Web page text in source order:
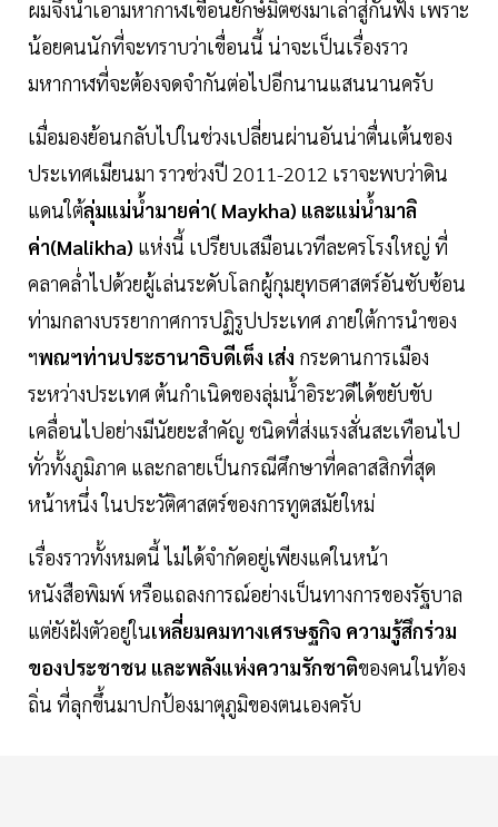
ผมจึงนำเอามหากาฬเขื่อนยักษ์มิตซงมาเล่าสู่กันฟัง เพราะ
น้อยคนนักที่จะทราบว่าเขื่อนนี้ น่าจะเป็นเรื่องราว
มหากาฬที่จะต้องจดจำกันต่อไปอีกนานแสนนานครับ
เมื่อมองย้อนกลับไปในช่วงเปลี่ยนผ่านอันน่าตื่นเต้นของ
ประเทศเมียนมา ราวช่วงปี 2011-2012 เราจะพบว่าดิน
แดนใต้ลุ่มแม่น้ำมายค่า( Maykha) และแม่น้ำมาลิ
ค่า(Malikha) แห่งนี้ เปรียบเสมือนเวทีละครโรงใหญ่ ที่
คลาคล่ำไปด้วยผู้เล่นระดับโลกผู้กุมยุทธศาสตร์อันซับซ้อน
ท่ามกลางบรรยากาศการปฏิรูปประเทศ ภายใต้การนำของ
ฯพณฯท่านประธานาธิบดีเต็ง เส่ง กระดานการเมือง
ระหว่างประเทศ ต้นกำเนิดของลุ่มน้ำอิระวดีได้ขยับขับ
เคลื่อนไปอย่างมีนัยยะสำคัญ ชนิดที่ส่งแรงสั่นสะเทือนไป
ทั่วทั้งภูมิภาค และกลายเป็นกรณีศึกษาที่คลาสสิกที่สุด
หน้าหนึ่ง ในประวัติศาสตร์ของการทูตสมัยใหม่
เรื่องราวทั้งหมดนี้ ไม่ได้จำกัดอยู่เพียงแค่ในหน้า
หนังสือพิมพ์ หรือแถลงการณ์อย่างเป็นทางการของรัฐบาล
แต่ยังฝังตัวอยู่ในเหลี่ยมคมทางเศรษฐกิจ ความรู้สึกร่วม
ของประชาชน และพลังแห่งความรักชาติของคนในท้อง
ถิ่น ที่ลุกขึ้นมาปกป้องมาตุภูมิของตนเองครับ